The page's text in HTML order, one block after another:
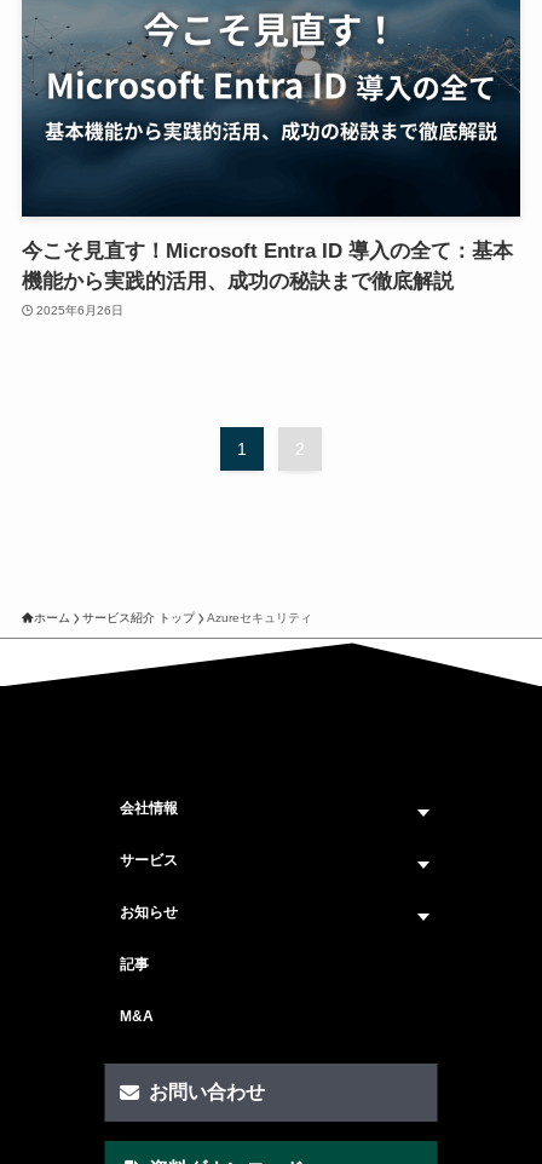
今こそ見直す！Microsoft Entra ID 導入の全て：基本
機能から実践的活用、成功の秘訣まで徹底解説
2025年6月26日
1 2
ホーム サービス紹介 トップ Azureセキュリティ
会社情報
企業情報トップ
サービス
サービス紹介 トップ
セキュリティ顧問サービス
脆弱性診断サービス
お知らせ
ニュース トップ
記事
M&A
お問い合わせ